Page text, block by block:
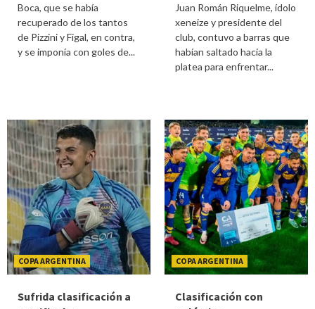
Boca, que se había
recuperado de los tantos
de Pizzini y Figal, en contra,
y se imponía con goles de...
Juan Román Riquelme, ídolo
xeneize y presidente del
club, contuvo a barras que
habían saltado hacia la
platea para enfrentar...
COPA ARGENTINA
Sufrida clasificación a
COPA ARGENTINA
Clasificación con